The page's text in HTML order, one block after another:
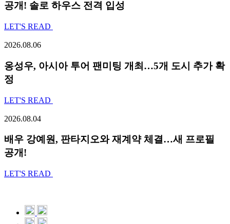
공개! 솔로 하우스 전격 입성
LET'S READ
2026.08.06
옹성우, 아시아 투어 팬미팅 개최…5개 도시 추가 확
정
LET'S READ
2026.08.04
배우 강예원, 판타지오와 재계약 체결…새 프로필
공개!
LET'S READ